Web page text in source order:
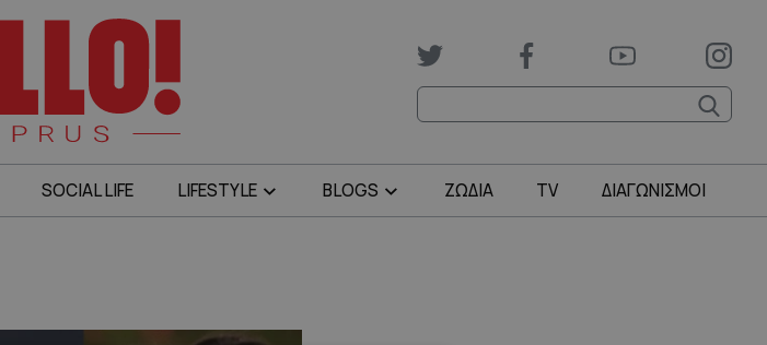
SOCIAL LIFE LIFESTYLE BLOGS ΖΩΔΙΑ TV ΔΙΑΓΩΝΙΣΜΟΙ